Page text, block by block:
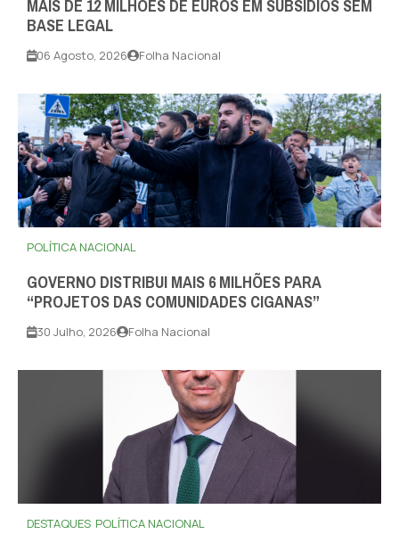
MAIS DE 12 MILHÕES DE EUROS EM SUBSÍDIOS SEM
BASE LEGAL
06 Agosto, 2026 Folha Nacional
POLÍTICA NACIONAL
GOVERNO DISTRIBUI MAIS 6 MILHÕES PARA
“PROJETOS DAS COMUNIDADES CIGANAS”
30 Julho, 2026 Folha Nacional
DESTAQUES POLÍTICA NACIONAL